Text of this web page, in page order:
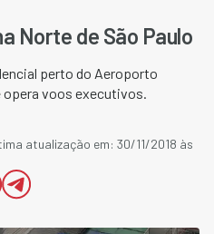
Norte de São Paulo
perto do Aeroporto
opera voos executivos.
atualização em: 30/11/2018 às